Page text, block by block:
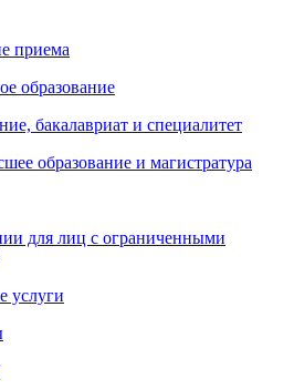
приема
образование
бакалавриат и специалитет
образование и магистратура
для лиц с ограниченными
услуги